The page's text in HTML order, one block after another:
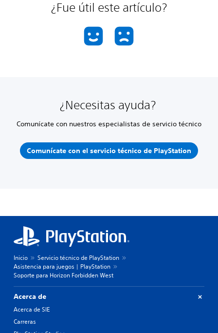
¿Fue útil este artículo?
¿Necesitas ayuda?
Comunícate con nuestros especialistas de servicio técnico
Comunícate con el servicio técnico de PlayStation
Inicio
Servicio técnico de PlayStation
Asistencia para juegos | PlayStation
Soporte para Horizon Forbidden West
Acerca de
Acerca de SIE
Carreras